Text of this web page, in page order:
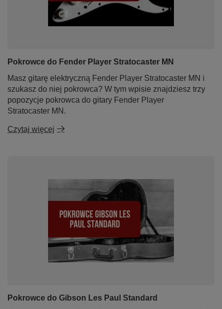
Pokrowce do Fender Player Stratocaster MN
Masz gitarę elektryczną Fender Player Stratocaster MN i
szukasz do niej pokrowca? W tym wpisie znajdziesz trzy
popozycje pokrowca do gitary Fender Player
Stratocaster MN.
Czytaj więcej
Pokrowce do Gibson Les Paul Standard